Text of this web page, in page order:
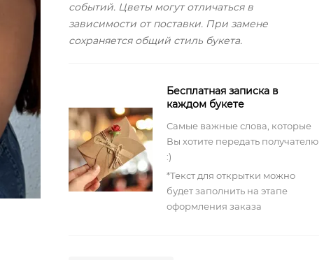
событий. Цветы могут отличаться в
зависимости от поставки. При замене
сохраняется общий стиль букета.
Бесплатная записка в
каждом букете
Самые важные слова, которые
Вы хотите передать получателю
:)
*Текст для открытки можно
будет заполнить на этапе
оформления заказа